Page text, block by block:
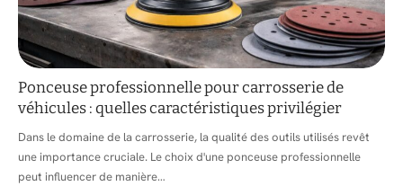
Ponceuse professionnelle pour carrosserie de
véhicules : quelles caractéristiques privilégier
Dans le domaine de la carrosserie, la qualité des outils utilisés revêt
une importance cruciale. Le choix d'une ponceuse professionnelle
peut influencer de manière…